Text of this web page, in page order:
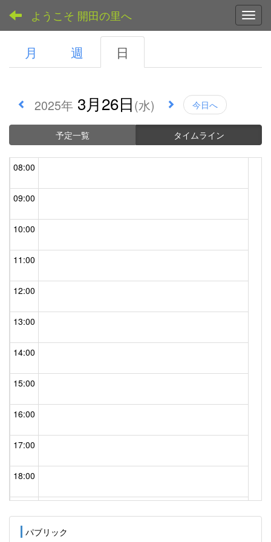
ようこそ 開田の里へ
月 週 日
2025年 3月26日(水) 今日へ
予定一覧 タイムライン
03:00
06:00
08:00
09:00
10:00
11:00
12:00
13:00
14:00
15:00
16:00
17:00
18:00
20:00パブリック